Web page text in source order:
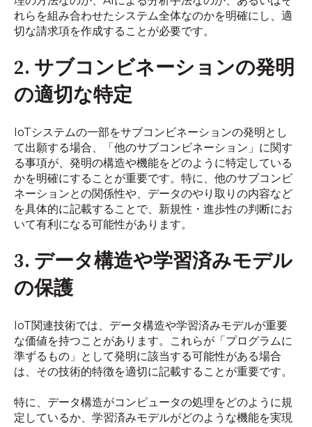
れらを組み合わせたシステム全体なのかを明確にし、適
切な請求項を作成することが必要です。
2. サブコンビネーションの発明
の適切な特定
IoTシステムの一部をサブコンビネーションの発明とし
て出願する場合、「他のサブコンビネーション」に関す
る事項が、発明の構造や機能をどのように特定している
かを明確にすることが重要です。特に、他のサブコンビ
ネーションとの関係性や、データのやり取りの内容など
を具体的に記載することで、新規性・進歩性の判断にお
いて有利になる可能性があります。
3. データ構造や学習済みモデル
の保護
IoT関連技術では、データ構造や学習済みモデルが重要
な価値を持つことがあります。これらが「プログラムに
準ずるもの」として発明に該当する可能性がある場合
は、その技術的特徴を適切に記載することが重要です。
特に、データ構造がコンピュータの処理をどのように規
定しているか、学習済みモデルがどのような機能を実現